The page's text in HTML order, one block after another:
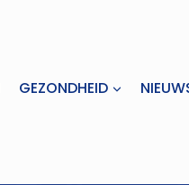
GEZONDHEID